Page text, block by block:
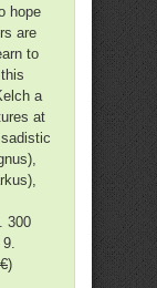
hope
are
to
a
at
300
9.
)